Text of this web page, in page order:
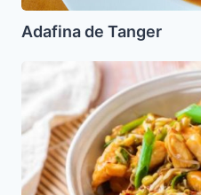
Adafina de Tanger
Oriental